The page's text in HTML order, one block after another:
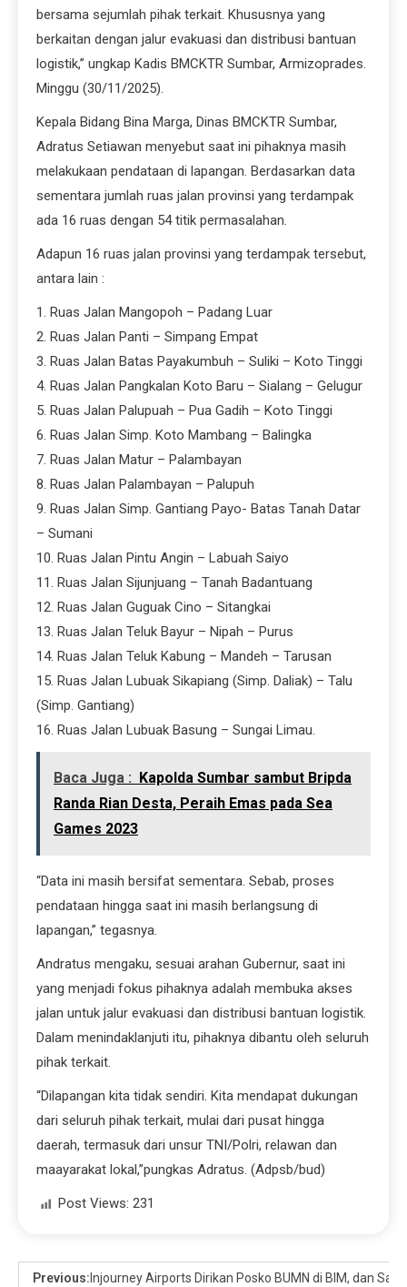
bersama sejumlah pihak terkait. Khususnya yang
berkaitan dengan jalur evakuasi dan distribusi bantuan
logistik,” ungkap Kadis BMCKTR Sumbar, Armizoprades.
Minggu (30/11/2025).
Kepala Bidang Bina Marga, Dinas BMCKTR Sumbar,
Adratus Setiawan menyebut saat ini pihaknya masih
melakukaan pendataan di lapangan. Berdasarkan data
sementara jumlah ruas jalan provinsi yang terdampak
ada 16 ruas dengan 54 titik permasalahan.
Adapun 16 ruas jalan provinsi yang terdampak tersebut,
antara lain :
1. Ruas Jalan Mangopoh – Padang Luar
2. Ruas Jalan Panti – Simpang Empat
3. Ruas Jalan Batas Payakumbuh – Suliki – Koto Tinggi
4. Ruas Jalan Pangkalan Koto Baru – Sialang – Gelugur
5. Ruas Jalan Palupuah – Pua Gadih – Koto Tinggi
6. Ruas Jalan Simp. Koto Mambang – Balingka
7. Ruas Jalan Matur – Palambayan
8. Ruas Jalan Palambayan – Palupuh
9. Ruas Jalan Simp. Gantiang Payo- Batas Tanah Datar
– Sumani
10. Ruas Jalan Pintu Angin – Labuah Saiyo
11. Ruas Jalan Sijunjuang – Tanah Badantuang
12. Ruas Jalan Guguak Cino – Sitangkai
13. Ruas Jalan Teluk Bayur – Nipah – Purus
14. Ruas Jalan Teluk Kabung – Mandeh – Tarusan
15. Ruas Jalan Lubuak Sikapiang (Simp. Daliak) – Talu
(Simp. Gantiang)
16. Ruas Jalan Lubuak Basung – Sungai Limau.
Baca Juga : Kapolda Sumbar sambut Bripda
Randa Rian Desta, Peraih Emas pada Sea
Games 2023
“Data ini masih bersifat sementara. Sebab, proses
pendataan hingga saat ini masih berlangsung di
lapangan,” tegasnya.
Andratus mengaku, sesuai arahan Gubernur, saat ini
yang menjadi fokus pihaknya adalah membuka akses
jalan untuk jalur evakuasi dan distribusi bantuan logistik.
Dalam menindaklanjuti itu, pihaknya dibantu oleh seluruh
pihak terkait.
“Dilapangan kita tidak sendiri. Kita mendapat dukungan
dari seluruh pihak terkait, mulai dari pusat hingga
daerah, termasuk dari unsur TNI/Polri, relawan dan
maayarakat lokal,”pungkas Adratus. (Adpsb/bud)
Post Views: 231
Previous: Injourney Airports Dirikan Posko BUMN di BIM, dan